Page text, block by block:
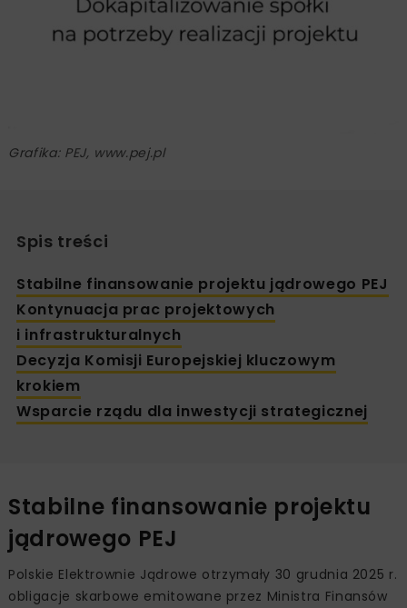
Grafika: PEJ, www.pej.pl
Spis treści
Stabilne finansowanie projektu jądrowego PEJ
Kontynuacja prac projektowych
i infrastrukturalnych
Decyzja Komisji Europejskiej kluczowym
krokiem
Wsparcie rządu dla inwestycji strategicznej
Stabilne finansowanie projektu
jądrowego PEJ
Polskie Elektrownie Jądrowe otrzymały 30 grudnia 2025 r.
obligacje skarbowe emitowane przez Ministra Finansów